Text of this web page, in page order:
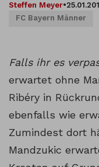
Steffen Meyer•
FC Bayern Männer
Falls ihr es
erwartet ohne
Ribéry in
ebenfalls wie
Zumindest dort
Mandzukic